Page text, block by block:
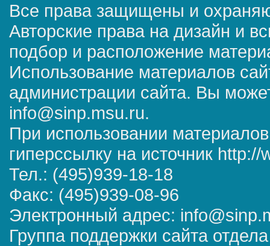
Все права защищены и
Авторские права на дизайн и
подбор и расположение
Использование материалов
администрации сайта. Вы
info@sinp.msu.ru.
При использовании
гиперссылку на источник
Тел.: (495)939-18-18
Факс: (495)939-08-96
Электронный адрес:
Группа поддержки сайта